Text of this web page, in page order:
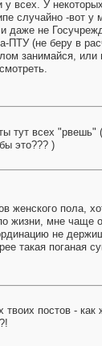
всех. У
случайно -вот
даже не
ПТУ (не беру в
занимайся, или
тут всех "рвешь"
это??? )
женского пола,
жизни, мне чаще
не
такая поганая
твоих постов -